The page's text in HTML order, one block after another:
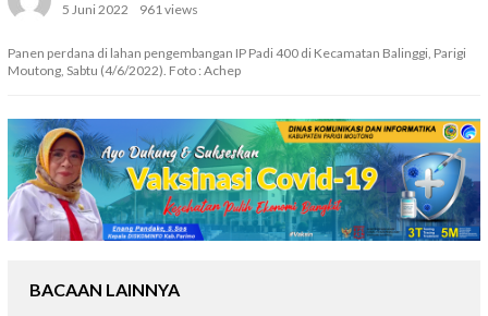
5 Juni 2022
961 views
Panen perdana di lahan pengembangan IP Padi 400 di Kecamatan Balinggi, Parigi
Moutong, Sabtu (4/6/2022). Foto : Achep
BACAAN LAINNYA